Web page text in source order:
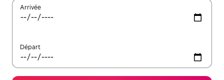
Arrivée
Départ